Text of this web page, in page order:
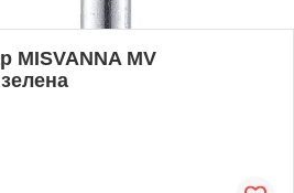
MISVANNA MV